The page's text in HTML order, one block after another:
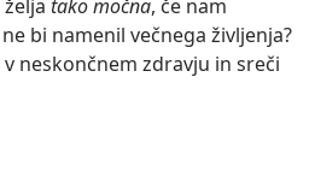
tako močna, če nam
bi namenil večnega življenja?
neskončnem zdravju in sreči